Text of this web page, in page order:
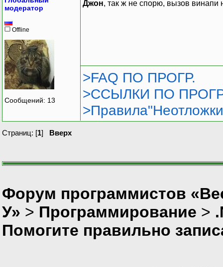
модератор
Offline
Сообщений: 13
Джон, так ж не спорю, вызов винапи
>FAQ ПО ПРОГР.
>ССЫЛКИ ПО
Страниц: [1] Вверх
Форум программистов
У» > Программирование >
Помогите правильно